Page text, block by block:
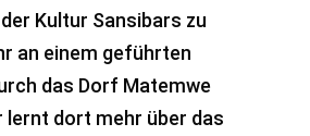
Kultur Sansibars zu
an einem geführten
das Dorf Matemwe
lernt dort mehr über das